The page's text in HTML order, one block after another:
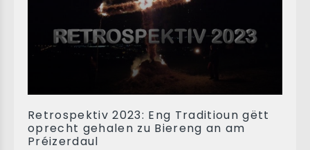
Retrospektiv 2023: Eng Traditioun gëtt
oprecht gehalen zu Biereng an am
Préizerdaul